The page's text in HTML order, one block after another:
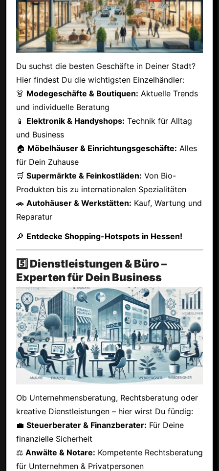
Du suchst die besten Geschäfte in Deiner Stadt?
Hier findest Du die wichtigsten Einzelhändler:
👗 Modegeschäfte & Boutiquen: Aktuelle Trends
und individuelle Beratung
📱 Elektronik & Handyshops: Technik für Alltag
und Business
🏠 Möbelhäuser & Einrichtungsgeschäfte: Alles
für Dein Zuhause
🛒 Supermärkte & Feinkostläden: Von Bio-
Produkten bis zu internationalen Spezialitäten
🚗 Autohäuser & Werkstätten: Kauf, Wartung und
Reparatur
🔎 Entdecke Shopping-Hotspots in Hessen!
5️⃣ Dienstleistungen & Büro –
Experten für Dein Business
Ob Unternehmensberatung, Rechtsberatung oder
kreative Dienstleistungen – hier wirst Du fündig:
💼 Steuerberater & Finanzberater: Für Deine
finanzielle Sicherheit
⚖ Anwälte & Notare: Kompetente Rechtsberatung
für Unternehmen & Privatpersonen